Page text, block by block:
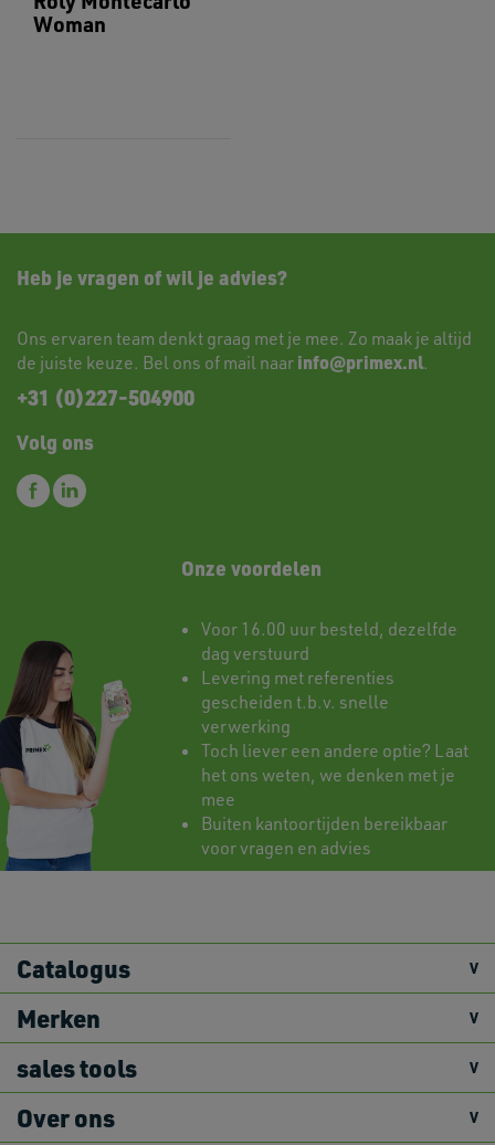
Woman
Heb je vragen of wil je advies?
Ons ervaren team denkt graag met je mee. Zo maak je altijd
de juiste keuze. Bel ons of mail naar info@primex.nl.
+31 (0)227-504900
Volg ons
Onze voordelen
Voor 16.00 uur besteld, dezelfde
dag verstuurd
Levering met referenties
gescheiden t.b.v. snelle
verwerking
Toch liever een andere optie? Laat
het ons weten, we denken met je
mee
Buiten kantoortijden bereikbaar
voor vragen en advies
Catalogus
Merken
sales tools
Over ons